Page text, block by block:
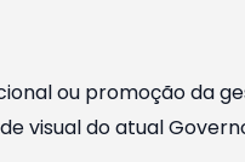
ou promoção da
visual do atual